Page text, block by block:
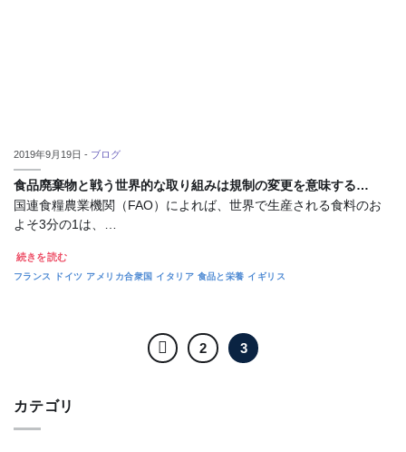
カテゴリ
2019年9月19日 - ブログ
食品廃棄物と戦う世界的な取り組みは規制の変更を意味する…
国連食糧農業機関（FAO）によれば、世界で生産される食料のお
よそ3分の1は、…
続きを読む
フランス ドイツ アメリカ合衆国 イタリア 食品と栄養 イギリス
2 3